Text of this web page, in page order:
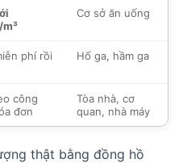
Cơ sở ăn uống
phí rồi
Hố ga, hầm ga
công
đơn
Tòa nhà, cơ
quan, nhà máy
thật bằng đồng hồ